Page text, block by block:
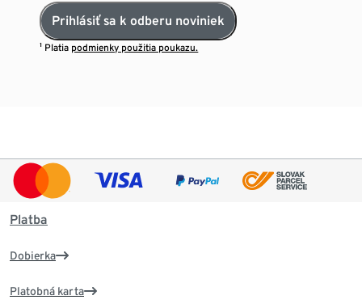
Prihlásiť sa k odberu noviniek
¹ Platia podmienky použitia poukazu.
Platba
Dobierka
Platobná karta